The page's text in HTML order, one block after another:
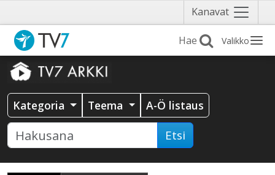
Kanavat Näytä
valikko
Valikko
Kategoria Teema A-Ö listaus
Etsi